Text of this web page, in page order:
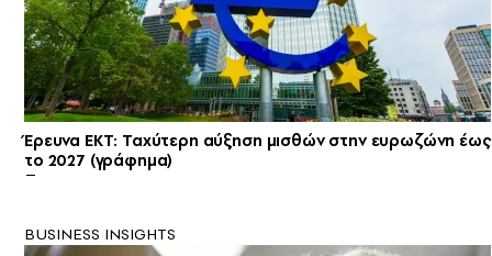
Έρευνα ΕΚΤ: Ταχύτερη αύξηση μισθών στην ευρωζώνη έως
το 2027 (γράφημα)
BUSINESS INSIGHTS